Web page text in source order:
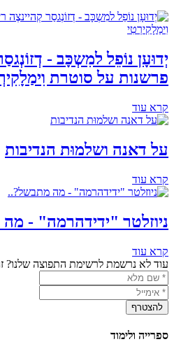
יְדוּעָן נוֹפֵל למִשְכָּב -
פרשנות על סוטרת
קרא עוד
על דאנה ושלמוּת הנדיבות
קרא עוד
ניוזלטר "ידידהרמה" -
קרא עוד
עוד לא נרשמת לרשימת התפוצה שלנו?
ספרייה ולימוד